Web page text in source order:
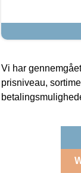
Vi har
prisniveau,